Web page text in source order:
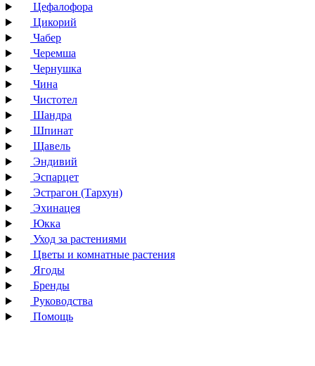
Цефалофора
Цикорий
Чабер
Черемша
Чернушка
Чина
Чистотел
Шандра
Шпинат
Щавель
Эндивий
Эспарцет
Эстрагон (Тархун)
Эхинацея
Юкка
Уход за растениями
Цветы и комнатные растения
Ягоды
Бренды
Руководства
Помощь